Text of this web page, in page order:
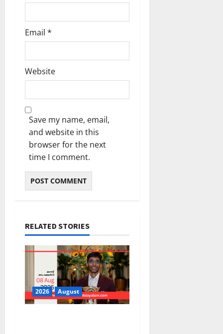
Email *
Website
Save my name, email,
and website in this
browser for the next
time I comment.
RELATED STORIES
2026 August